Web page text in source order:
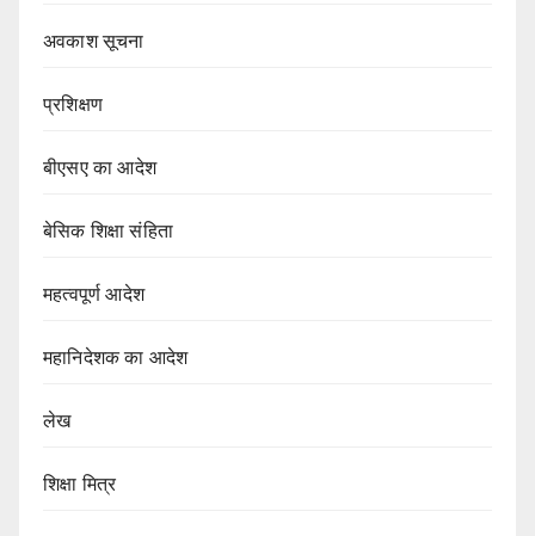
अवकाश सूचना
प्रशिक्षण
बीएसए का आदेश
बेसिक शिक्षा संहिता
महत्वपूर्ण आदेश
महानिदेशक का आदेश
लेख
शिक्षा मित्र